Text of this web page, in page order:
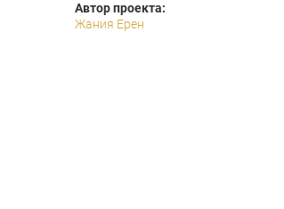
Автор проекта:
Жания Ерен